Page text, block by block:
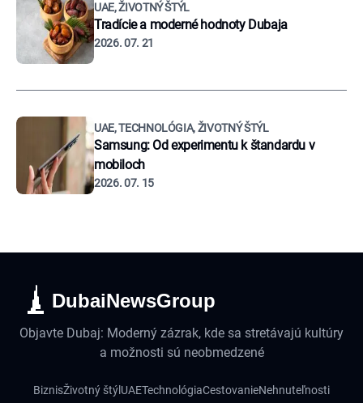
UAE, ŽIVOTNÝ ŠTÝL
Tradície a moderné hodnoty Dubaja
2026. 07. 21
UAE, TECHNOLÓGIA, ŽIVOTNÝ ŠTÝL
Samsung: Od experimentu k štandardu v
mobiloch
2026. 07. 15
DubaiNewsGroup
Objavte Dubaj: Moderný zázrak, kde sa stretávajú kultúry
a možnosti sú neobmedzené
BiznisŽivotný štýl UAETechnológiaCestovanieNehnuteľnosti